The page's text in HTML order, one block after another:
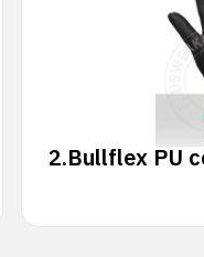
2.Bullflex PU